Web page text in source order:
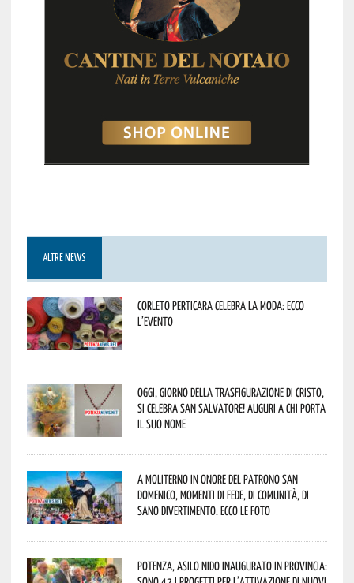
ALTRE NEWS
Corleto Perticara celebra la moda: ecco
l’evento
Oggi, giorno della Trasfigurazione di Cristo,
si celebra San Salvatore! Auguri a chi porta
il suo nome
A Moliterno in onore del Patrono San
Domenico, momenti di fede, di comunità, di
sano divertimento. Ecco le foto
Potenza, asilo nido inaugurato in provincia: